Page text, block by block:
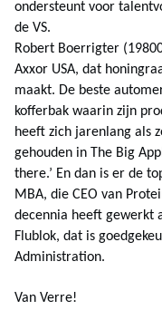
ondersteunt voor
de VS.
Robert Boerrigter
Axxor USA, dat
maakt. De beste
kofferbak waarin zijn
heeft zich jarenlang als
gehouden in The Big
there.’ En dan is er de
MBA, die CEO van
decennia heeft gewerkt
Flublok, dat is
Administration.
Van Verre!